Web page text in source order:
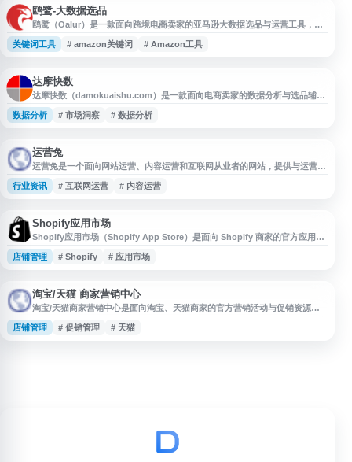
鸥鹭-大数据选品
鸥鹭（Oalur）是一款面向跨境电商卖家的亚马逊大数据选品与运营工具，提
供选品分析、关键词研究、关键词优化、市场数据查询及相关插件服务，帮助
卖家了解亚马逊平台商品趋势、竞争情况和运营机会。适合从事 Amazon 选
关键词工具 # amazon关键词 # Amazon工具
达摩快数
达摩快数（damokuaishu.com）是一款面向电商卖家的数据分析与选品辅助
工具，主要用于市场洞察、类目趋势判断、商品机会筛选和运营复盘。它适合
国内电商、跨境电商、店群卖家及精细化运营团队，在选品、测款、补货、砍
资源。
数据分析 # 市场洞察 # 数据分析
运营兔
运营兔是一个面向网站运营、内容运营和互联网从业者的网站，提供与运营方
法、工具资源、行业信息等相关的内容整理与入口服务，适合需要查找运营资
料、提升工作效率或了解相关资源的用户参考使用。
行业资讯 # 互联网运营 # 内容运营
Shopify应用市场
Shopify应用市场（Shopify App Store）是面向 Shopify 商家的官方应用平
台，提供经过 Shopify 审核的各类应用，用于扩展和优化在线商店功能。平
台涵盖营销推广、店铺设计、订单履约、客户服务、数据分析、库存管理等应
店铺管理 # Shopify # 应用市场
淘宝/天猫 商家营销中心
淘宝/天猫商家营销中心是面向淘宝、天猫商家的官方营销活动与促销资源入
口，提供平台活动报名、营销玩法查看、活动规则说明、资源位信息及相关运
营工具。商家可通过该页面了解最新招商活动、参与条件、时间安排和操作指
店铺管理 # 促销管理 # 天猫